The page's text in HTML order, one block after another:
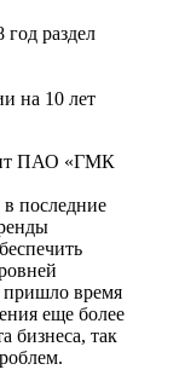
раздел
на 10 лет
ПАО «ГМК
в последние
пришло время
еще более
бизнеса, так